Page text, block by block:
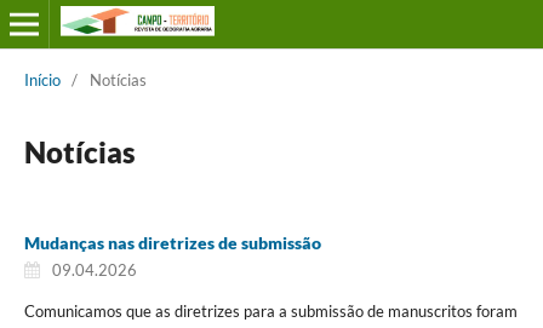
Início / Notícias
Notícias
Mudanças nas diretrizes de submissão
09.04.2026
Comunicamos que as diretrizes para a submissão de manuscritos foram